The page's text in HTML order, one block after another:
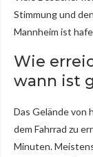
Stimmung und
Mannheim ist
Wie
wann ist
Das Gelände von
dem Fahrrad zu
Minuten.